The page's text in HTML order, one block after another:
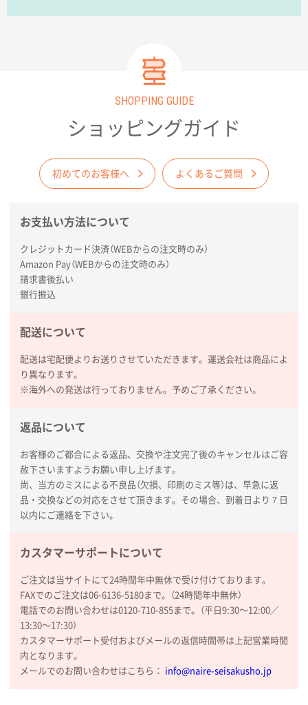
厚手コットンA4フラットトート ナチュラル
商品がよさそうだったから
コットンバッグM(B4対応)
200枚
2026年01月29日 11:46
商品情報の正確な記載、スムーズなシステム対応
広島県(社様
枚
2026年01月27日 13:12
毎年注文しており、信頼できるから。出来上がりも満
熊本県S社様
ぺんてる ビクーニャフィール1000枚
2026年01月26日 15:45
印刷範囲が広かったから、取扱商品
新潟県R社様
2026年01月16日 10:53
納期が比較的短く、ロット数が豊富に選べて価格が安
かったため
山口県P社様
③1枚
希望の商品の取り扱いがあったので
大阪府のお客様
厚手コットンマチ付トートL ナチュラル(A4対応)
200枚
2025年12月25日 13:33
SHOPPING GUIDE
ショッピングガイド
初めてのお客様へ よくあるご質問
お支払い方法について
クレジットカード決済（WEBからの注文時のみ）
Amazon Pay（WEBからの注文時のみ）
請求書後払い
銀行振込
配送について
配送は宅配便よりお送りさせていただきます。運送会社は商品によ
り異なります。
※海外への発送は行っておりません。予めご了承ください。
返品について
お客様のご都合による返品、交換や注文完了後のキャンセルはご容
赦下さいますようお願い申し上げます。
尚、当方のミスによる不良品（欠損、印刷のミス等）は、早急に返
品・交換などの対応をさせて頂きます。その場合、到着日より７日
以内にご連絡を下さい。
カスタマーサポートについて
ご注文は当サイトにて24時間年中無休で受け付けております。
FAXでのご注文は06-6136-5180まで。（24時間年中無休）
電話でのお問い合わせは0120-710-855まで。（平日9:30〜12:00／
13:30〜17:30）
カスタマーサポート受付およびメールの返信時間帯は上記営業時間
内となります。
メールでのお問い合わせはこちら： info@naire-seisakusho.jp